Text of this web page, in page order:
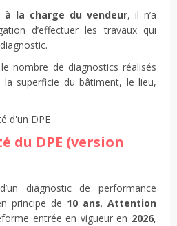
à la charge du vendeur, il n’a
d’effectuer les travaux qui
nombre de diagnostics réalisés
la superficie du bâtiment, le lieu,
d'un DPE
du DPE (version
diagnostic de performance
principe de 10 ans. Attention
entrée en vigueur en 2026,